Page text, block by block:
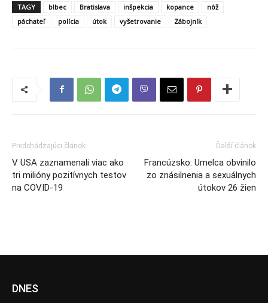
TAGY blbec Bratislava inšpekcia kopance
nôž
páchateľ
polícia útok vyšetrovanie Zábojník
Predchádzajúci článok
V USA zaznamenali viac ako
tri milióny pozitívnych testov
na COVID-19
Ďalší článok
Francúzsko: Umelca obvinilo
zo znásilnenia a sexuálnych
útokov 26 žien
DNES